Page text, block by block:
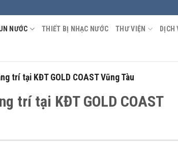
NƯỚC THIẾT BỊ NHẠC NƯỚC THƯ VIỆN DỊCH
trí tại KĐT GOLD COAST Vũng Tàu
trí tại KĐT GOLD COAST